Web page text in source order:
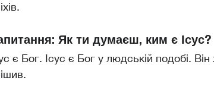
Як ти думаєш, ким є Ісус?
є Бог. Ісус є Бог у людській подобі.